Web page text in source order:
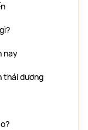
nay
thái dương